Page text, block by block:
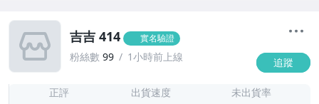
吉吉 414 實名驗證
粉絲數 99 1小時前上線 追蹤
正評 出貨速度 未出貨率